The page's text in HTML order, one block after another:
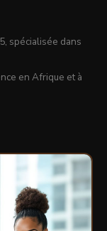
spécialisée dans
en Afrique et à